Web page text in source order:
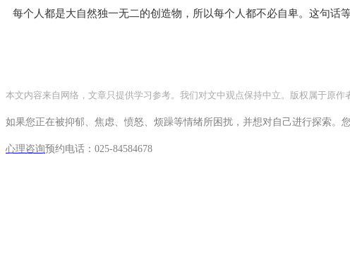
每个人都是大自然独一无二的创造物，所以每个人都不必自卑。这句话
本文内容来自网络，文章只提供学习参考。我们对文中观点保持中立。版权属于原作
如果您正在被抑郁、焦虑、愤怒、烦躁等情绪所困扰，并想对自己进行探索。
心理咨询预约电话： 025-84584678